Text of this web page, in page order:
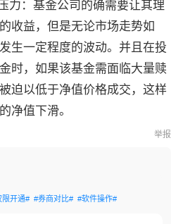
力：基金公司的确需要让其理
收益，但是无论市场走势如
生一定程度的波动。并且在投
时，如果该基金需面临大量赎
迫以低于净值价格成交，这样
净值下滑。
举报
限开通# #券商对比# #软件操作#